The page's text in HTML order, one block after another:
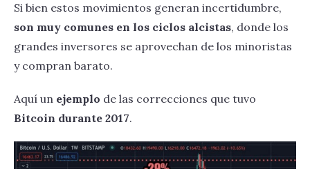
Si bien estos movimientos generan incertidumbre,
son muy comunes en los ciclos alcistas, donde los
grandes inversores se aprovechan de los minoristas
y compran barato.
Aquí un ejemplo de las correcciones que tuvo
Bitcoin durante 2017.